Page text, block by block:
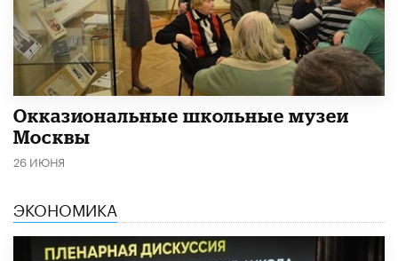
​Окказиональные школьные музеи
Москвы
26 ИЮНЯ
ЭКОНОМИКА